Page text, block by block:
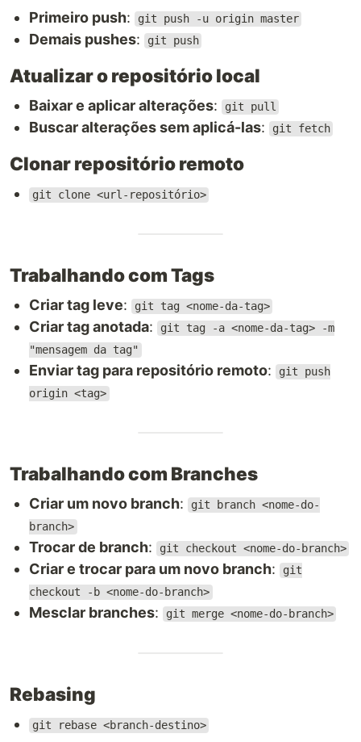
Primeiro push: git push -u origin master
Demais pushes: git push
Atualizar o repositório local
Baixar e aplicar alterações: git pull
Buscar alterações sem aplicá-las: git fetch
Clonar repositório remoto
git clone <url-repositório>
Trabalhando com Tags
Criar tag leve: git tag <nome-da-tag>
Criar tag anotada:
git tag -a <nome-da-tag> -m
"mensagem da tag"
Enviar tag para repositório remoto:
git push
origin <tag>
Trabalhando com Branches
Criar um novo branch:
git branch <nome-do-
branch>
Trocar de branch: git checkout <nome-do-branch>
Criar e trocar para um novo branch:
git
checkout -b <nome-do-branch>
Mesclar branches: git merge <nome-do-branch>
Rebasing
git rebase <branch-destino>